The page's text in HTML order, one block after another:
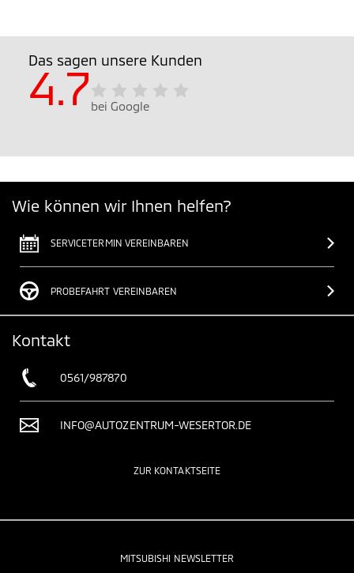
Das sagen unsere Kunden
4.7 bei Google
Wie können wir Ihnen helfen?
SERVICETERMIN VEREINBAREN
PROBEFAHRT VEREINBAREN
Kontakt
0561/987870
INFO@AUTOZENTRUM-WESERTOR.DE
ZUR KONTAKTSEITE
MITSUBISHI NEWSLETTER